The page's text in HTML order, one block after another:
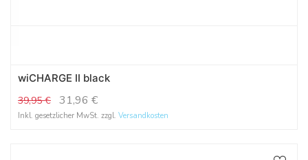
wiCHARGE II black
39,95€ 31,96 €
Inkl. gesetzlicher MwSt. zzgl. Versandkosten